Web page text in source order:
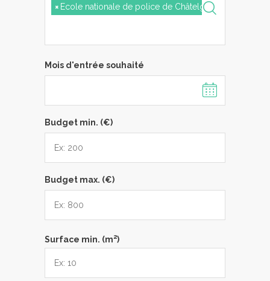
× Ecole nationale de police de Châtelguyon
Mois d'entrée souhaité
Budget min. (€)
Budget max. (€)
Surface min. (m2)